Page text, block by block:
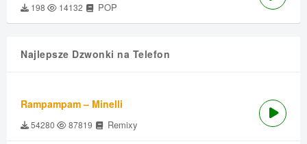
198 14132 POP
Najlepsze Dzwonki na Telefon
Rampampam – Minelli
54280 87819 Remixy